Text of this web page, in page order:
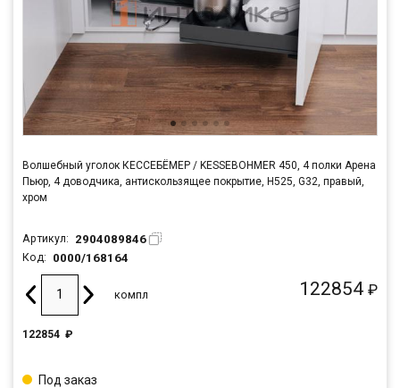
Волшебный уголок КЕССЕБЁМЕР / KESSEBOHMER 450, 4 полки Арена
Пьюр, 4 доводчика, антискользящее покрытие, H525, G32, правый,
хром
Артикул: 2904089846
Код: 0000/168164
122854 ₽
компл
122854 ₽
Под заказ